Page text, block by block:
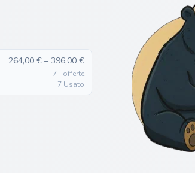
264,00 € – 396,00 €
7+ offerte
7 Usato